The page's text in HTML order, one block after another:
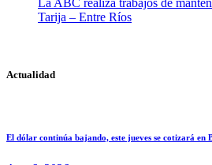
La ABC realiza trabajos de
Tarija – Entre Ríos
Actualidad
El dólar continúa bajando, este jueves se cotizará en